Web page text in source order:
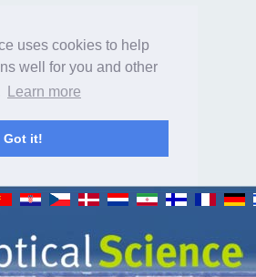
uses cookies to help
well for you and other
Learn more
Got it!